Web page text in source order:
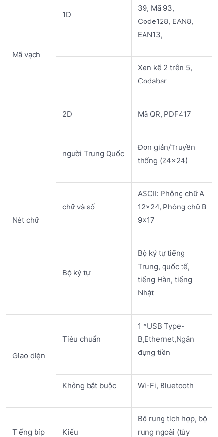
Mã vạch
1D
39, Mã 93,
Code128, EAN8,
EAN13,
Xen kẽ 2 trên 5,
Codabar
2D Mã QR, PDF417
Nét chữ
người Trung Quốc
Đơn giản/Truyền
thống (24×24)
chữ và số
ASCII: Phông chữ A
12×24, Phông chữ B
9×17
Bộ ký tự
Bộ ký tự tiếng
Trung, quốc tế,
tiếng Hàn, tiếng
Nhật
Giao diện
Tiêu chuẩn
1 *USB Type-
B,Ethernet,Ngăn
đựng tiền
Không bắt buộc Wi-Fi, Bluetooth
Tiếng bíp Kiểu
Bộ rung tích hợp, bộ
rung ngoài (tùy